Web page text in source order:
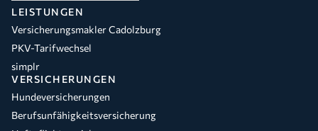
LEISTUNGEN
Versicherungsmakler Cadolzburg
PKV-Tarifwechsel
simplr
VERSICHERUNGEN
Hundeversicherungen
Berufsunfähigkeitsversicherung